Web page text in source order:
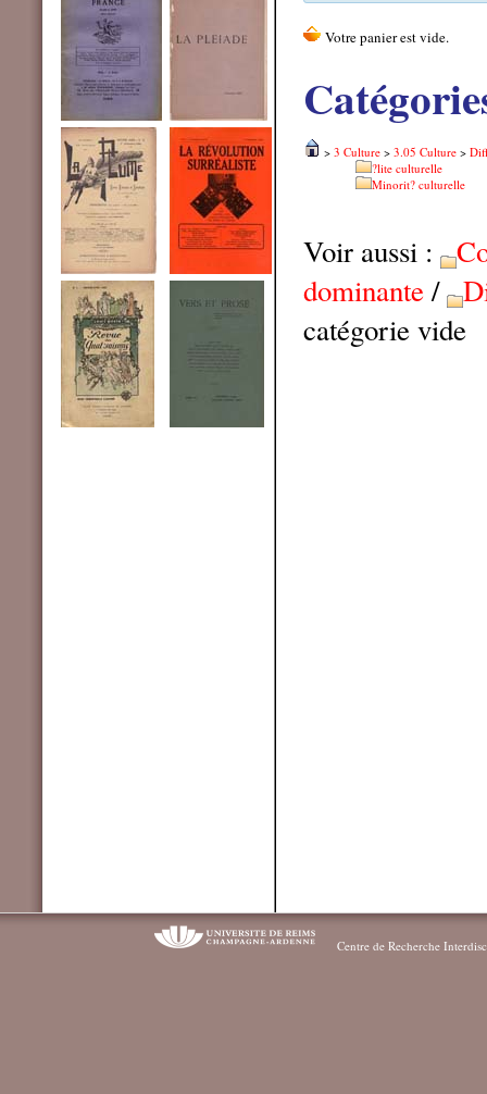
> 3 Culture > 3.05 Culture >
?lite culturelle
Minorit? culturelle
Voir aussi :
dominante/
catégorie vide
Centre de Recherche